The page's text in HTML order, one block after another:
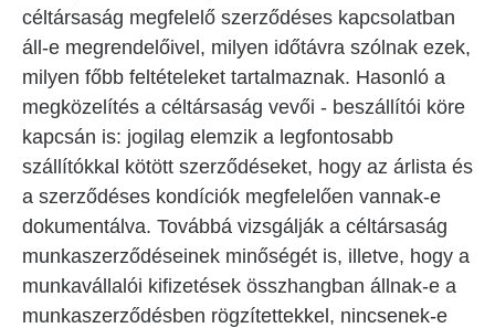
céltársaság megfelelő szerződéses kapcsolatban
áll-e megrendelőivel, milyen időtávra szólnak ezek,
milyen főbb feltételeket tartalmaznak. Hasonló a
megközelítés a céltársaság vevői - beszállítói köre
kapcsán is: jogilag elemzik a legfontosabb
szállítókkal kötött szerződéseket, hogy az árlista és
a szerződéses kondíciók megfelelően vannak-e
dokumentálva. Továbbá vizsgálják a céltársaság
munkaszerződéseinek minőségét is, illetve, hogy a
munkavállalói kifizetések összhangban állnak-e a
munkaszerződésben rögzítettekkel, nincsenek-e